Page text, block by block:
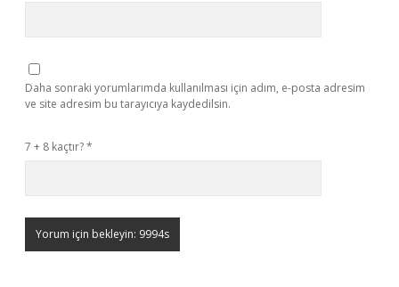
Daha sonraki yorumlarımda kullanılması için adım, e-posta adresim
ve site adresim bu tarayıcıya kaydedilsin.
7 + 8 kaçtır?*